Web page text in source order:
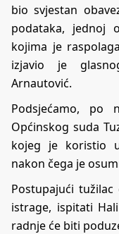
bio svjestan
podataka, jednoj
kojima je
izjavio je
Arnautović.
Podsjećamo, po
Općinskog suda
kojeg je koristio
nakon čega je
Postupajući
istrage, ispitati
radnje će biti